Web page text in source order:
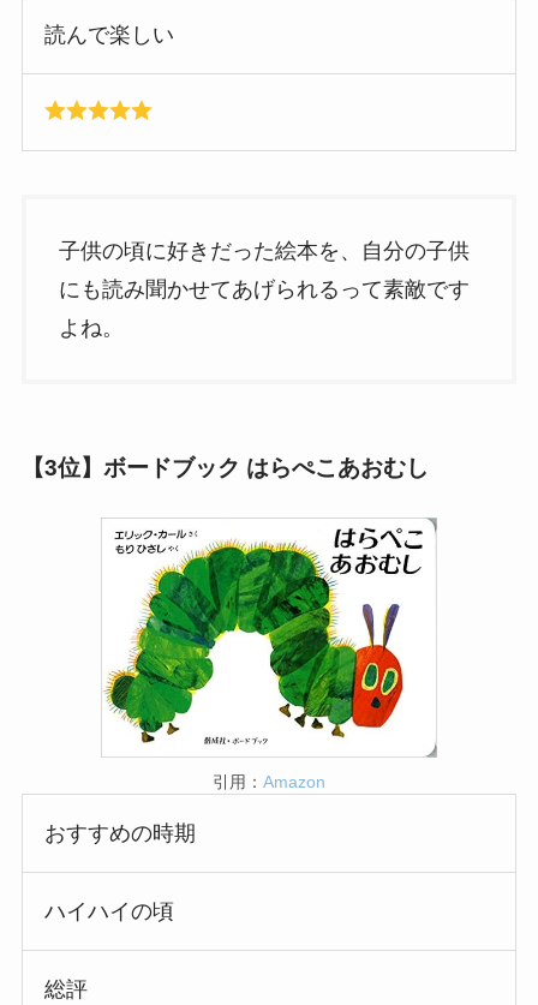
読んで楽しい
子供の頃に好きだった絵本を、自分の子供
にも読み聞かせてあげられるって素敵です
よね。
【3位】ボードブック はらぺこあおむし
引用： Amazon
おすすめの時期
ハイハイの頃
総評